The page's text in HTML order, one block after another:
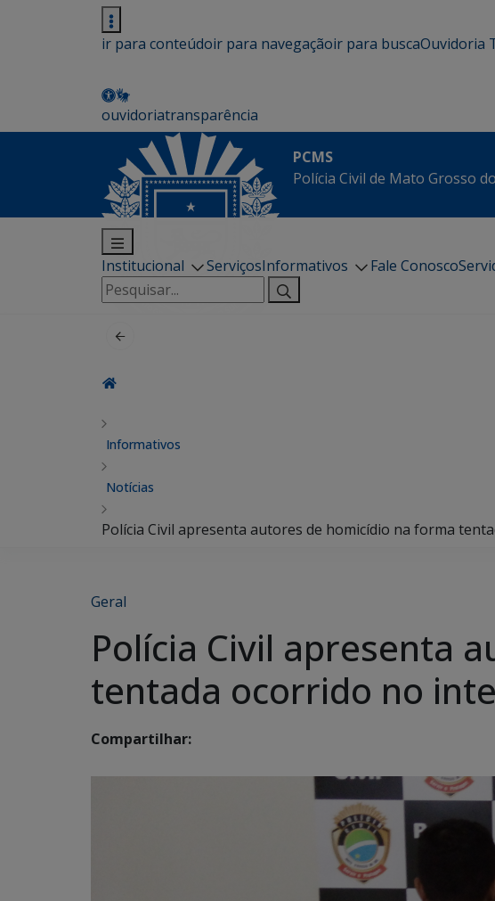
ir para conteúdoir para navegaçãoir para buscaOuvidoria
ouvidoriatransparência
PCMS
Polícia Civil de Mato Grosso
Institucional ServiçosInformativos Fale Conosco
Pesquisar
por:
Informativos
Notícias
Polícia Civil apresenta autores de homicídio na forma
Geral
Polícia Civil apresenta
tentada ocorrido no
Compartilhar: